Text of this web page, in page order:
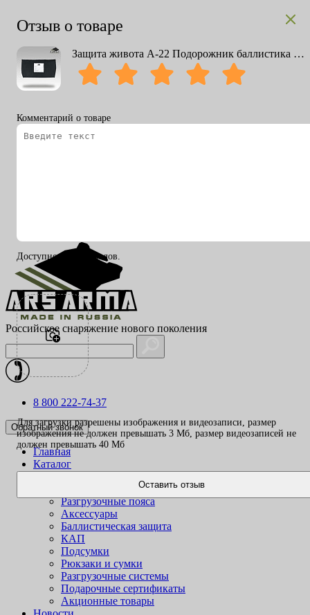
Российское снаряжение нового поколения
8 800 222-74-37
Обратный звонок
Главная
Каталог
Разгрузочные пояса
Аксессуары
Баллистическая защита
КАП
Подсумки
Рюкзаки и сумки
Разгрузочные системы
Подарочные сертификаты
Акционные товары
Отзыв о товаре
Защита живота А-22 Подорожник баллистика СВМПЭ
Комментарий о товаре
Доступно 200 символов.
Для загрузки разрешены изображения и видеозаписи, размер
изображения не должен превышать 3 Mб, размер видеозаписей не
должен превышать 40 Mб
Оставить отзыв